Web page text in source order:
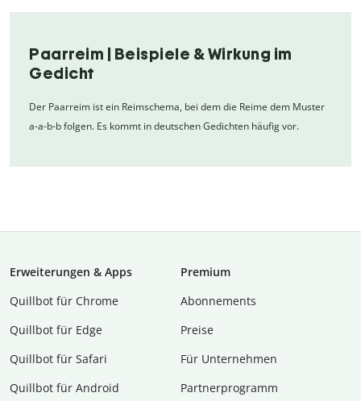
Paarreim | Beispiele & Wirkung im
Gedicht
Der Paarreim ist ein Reimschema, bei dem die Reime dem Muster
a-a-b-b folgen. Es kommt in deutschen Gedichten häufig vor.
Erweiterungen & Apps
Quillbot für Chrome
Quillbot für Edge
Quillbot für Safari
Quillbot für Android
Premium
Abon­ne­ments
Preise
Für Unternehmen
Partnerprogramm